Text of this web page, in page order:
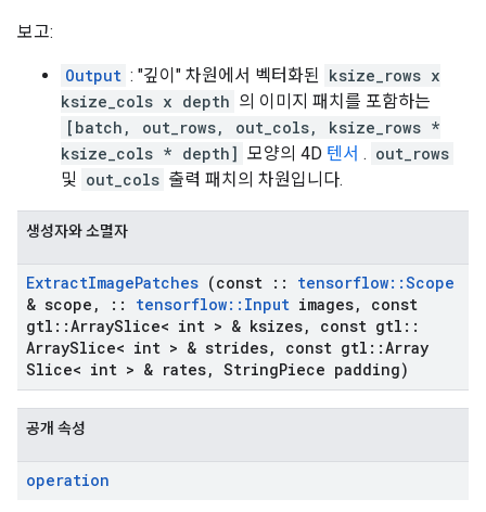
보고:
Output : "깊이" 차원에서 벡터화된 ksize_rows x
ksize_cols x depth 의 이미지 패치를 포함하는
[batch, out_rows, out_cols, ksize_rows *
ksize_cols * depth] 모양의 4D 텐서 . out_rows
및 out_cols 출력 패치의 차원입니다.
생성자와 소멸자
ExtractImagePatches (const :: tensorflow::Scope
& scope , :: tensorflow:: Input images,
const
gtl ::ArraySlice< int > & ksizes, const gtl ::
ArraySlice< int > & strides, const gtl ::Array
Slice< int > & rates, StringPiece padding)
공개 속성
operation